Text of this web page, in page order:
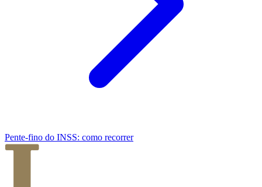
Pente-fino do INSS: como recorrer